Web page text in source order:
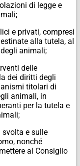
di legge e
e privati, compresi
alla tutela, al
animali;
delle
dei diritti degli
titolari di
animali, in
per la tutela e
svolta e sulle
nonché
al Consiglio